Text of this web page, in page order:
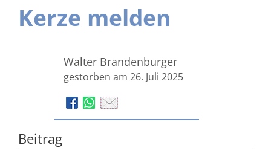
Kerze melden
Walter Brandenburger
gestorben am 26. Juli 2025
Beitrag